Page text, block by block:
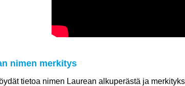
nimen merkitys
tietoa nimen Laurean alkuperästä ja